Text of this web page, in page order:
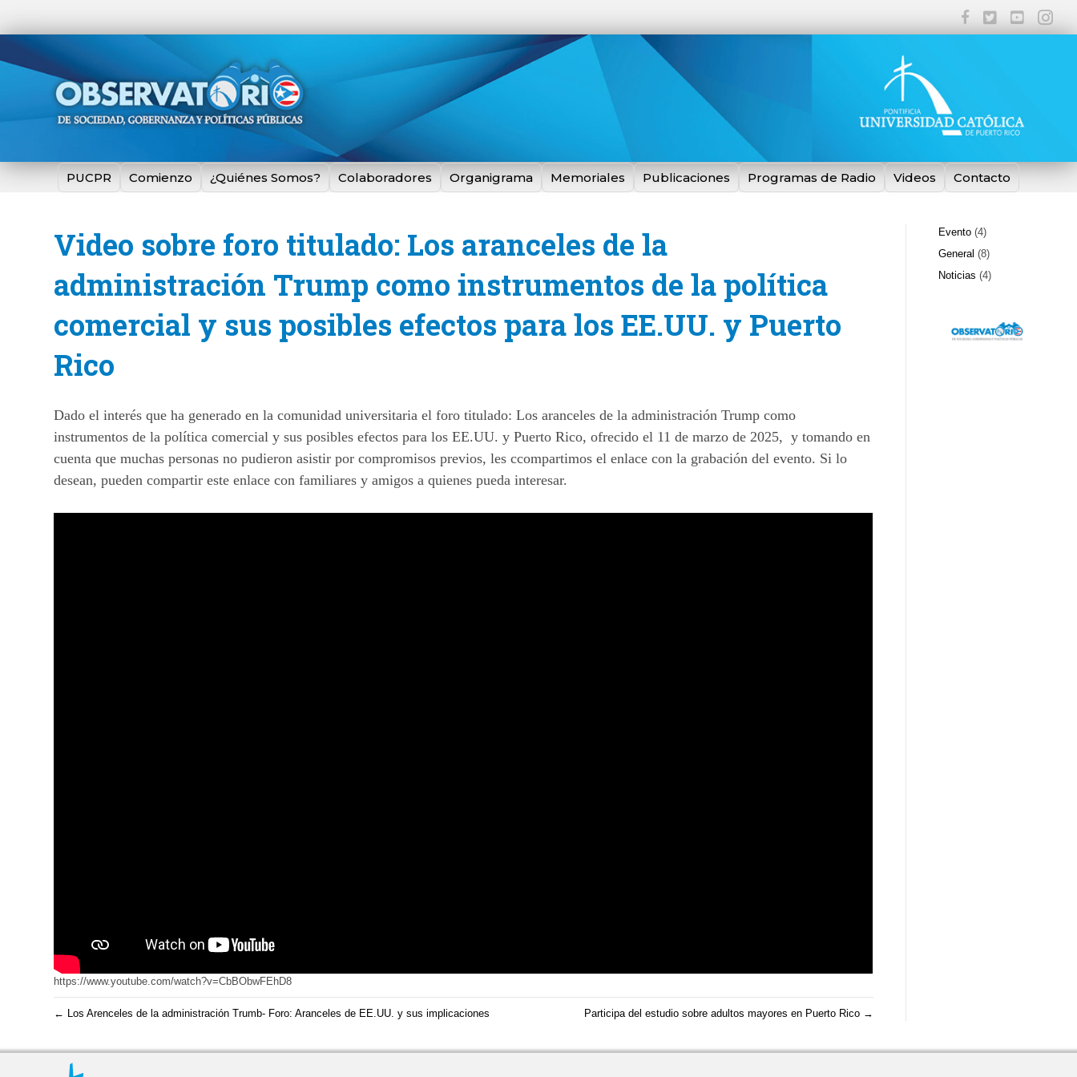
PUCPR Comienzo ¿Quiénes Somos? Colaboradores Organigrama Memoriales Publicaciones Programas de Radio Videos Contacto
Video sobre foro titulado: Los aranceles de la
administración Trump como instrumentos de la política
comercial y sus posibles efectos para los EE.UU. y Puerto
Rico
Dado el interés que ha generado en la comunidad universitaria el foro titulado:Los aranceles de la administración Trump como
instrumentos de la política comercial y sus posibles efectos para los EE.UU. y Puerto Rico,ofrecido el 11 de marzo de 2025, y tomando en
cuenta que muchas personas no pudieron asistir por compromisos previos, les ccompartimos el enlace con la grabación del evento. Si lo
desean, pueden compartir este enlace con familiares y amigos a quienes pueda interesar.
https://www.youtube.com/watch?v=CbBObwFEhD8
← Los Arenceles de la administración Trumb- Foro: Aranceles de EE.UU. y sus implicaciones Participa del estudio sobre adultos mayores en Puerto Rico →
Evento(4)
General (8)
Noticias (4)